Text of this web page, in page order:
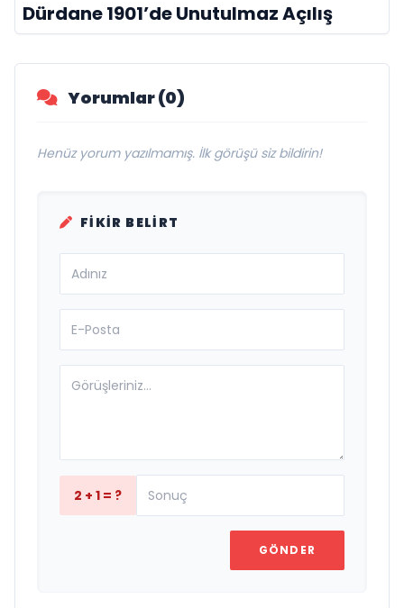
Dürdane 1901’de Unutulmaz Açılış
Yorumlar (0)
Henüz yorum yazılmamış. İlk görüşü siz bildirin!
FIKIR BELIRT
2 + 1 = ?
GÖNDER